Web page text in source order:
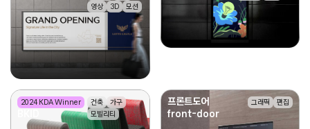
영상
3D 모션
2024 KDA Winner
BKID 건축
가구
모빌리티
프론트도어
front-door
그래픽 편집